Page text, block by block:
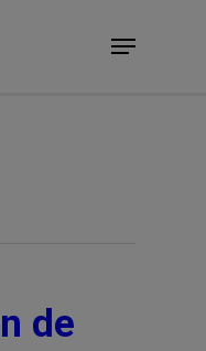
Menu
de